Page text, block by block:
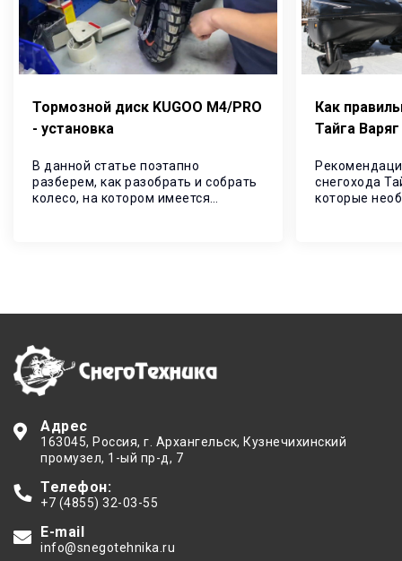
Тормозной диск KUGOO M4/PRO
- установка
В данной статье поэтапно
разберем, как разобрать и собрать
колесо, на котором имеется
Как
Тайга
снегохода
которые
Адрес
163045, Россия, г. Архангельск, Кузнечихинский
промузел, 1-ый пр-д, 7
Телефон:
+7 (4855) 32-03-55
E-mail
info@snegotehnika.ru